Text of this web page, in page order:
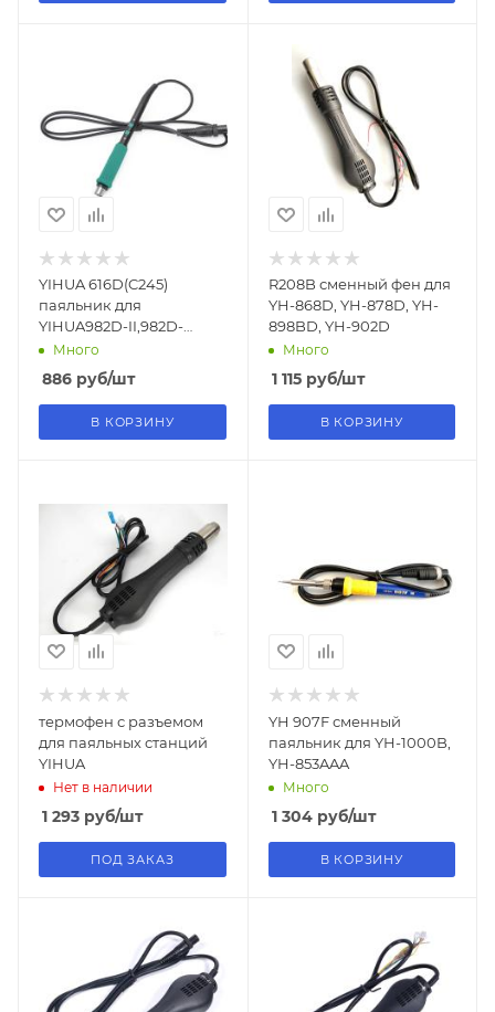
YIHUA 616D(C245)
паяльник для
YIHUA982D-II,982D-
III,992D-III,992D-II,982D
SE,948D-IV,983D
Много
886 руб/шт
В КОРЗИНУ
R208B сменный фен для
YH-868D, YH-878D, YH-
898BD, YH-902D
Много
1 115руб/шт
В КОРЗИНУ
термофен с разъемом
для паяльных станций
YIHUA
Нет в наличии
1 293 руб/шт
ПОД ЗАКАЗ
YH 907F сменный
паяльник для YH-1000B,
YH-853AAA
Много
1 304руб/шт
В КОРЗИНУ